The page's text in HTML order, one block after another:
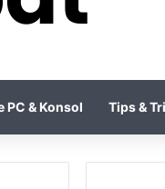
PC & Konsol Tips &